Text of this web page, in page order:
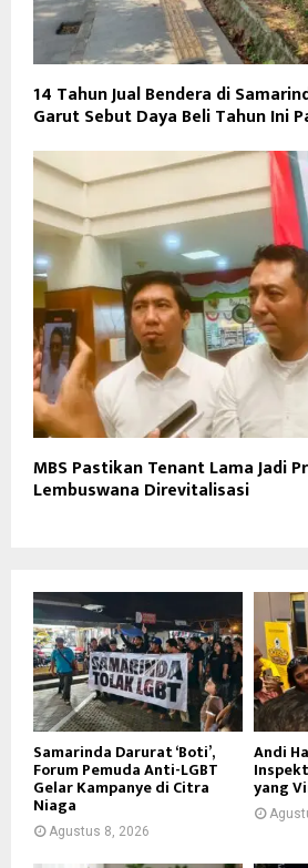
14 Tahun Jual Bendera di
Garut Sebut Daya Beli Tahun Ini
MBS Pastikan Tenant Lama Jadi
Lembuswana Direvitalisasi
Samarinda Darurat ‘Boti’,
Forum Pemuda Anti-LGBT
Gelar Kampanye di Citra
Niaga
Agustus 8, 2026
Andi
yang